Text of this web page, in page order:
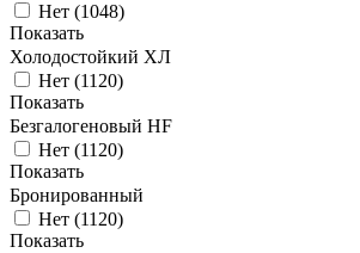
Нет (1048)
Показать
Холодостойкий ХЛ
Нет (1120)
Показать
Безгалогеновый HF
Нет (1120)
Показать
Бронированный
Нет (1120)
Показать